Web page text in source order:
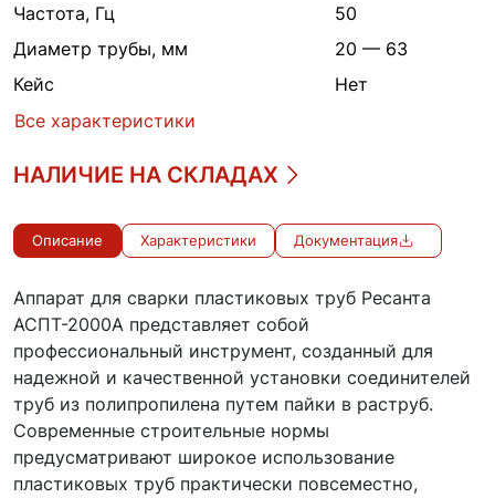
Частота, Гц
50
Диаметр трубы, мм
20 — 63
Кейс
Нет
Все характеристики
НАЛИЧИЕ НА СКЛАДАХ
Описание Характеристики Документация
Аппарат для сварки пластиковых труб Ресанта
АСПТ-2000А представляет собой
профессиональный инструмент, созданный для
надежной и качественной установки соединителей
труб из полипропилена путем пайки в раструб.
Современные строительные нормы
предусматривают широкое использование
пластиковых труб практически повсеместно,